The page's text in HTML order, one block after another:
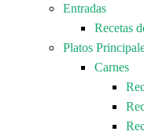
Entradas
Recetas
Platos
Carnes